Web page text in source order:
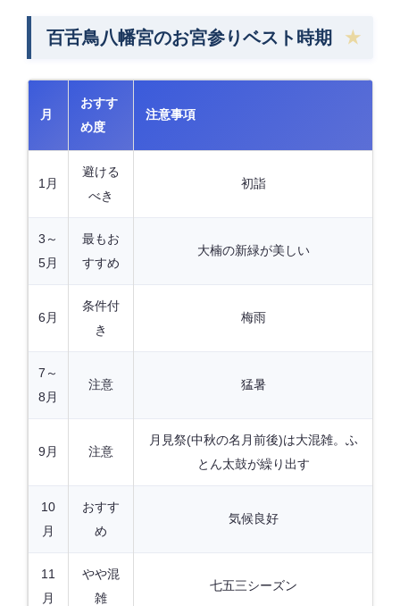
百舌鳥八幡宮のお宮参りベスト時期
月
おすす
め度
注意事項
1月
避ける
べき
初詣
3～
5月
最もお
すすめ
大楠の新緑が美しい
6月
条件付
き
梅雨
7～
8月
注意 猛暑
9月 注意
月見祭(中秋の名月前後)は大混雑。ふ
とん太鼓が繰り出す
10
月
おすす
め
気候良好
11
月
やや混
雑
七五三シーズン